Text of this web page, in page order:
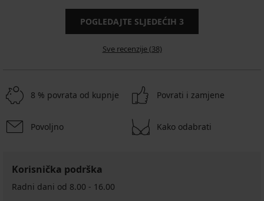
POGLEDAJTE SLJEDEĆIH 3
Sve recenzije (38)
8 % povrata od kupnje Povrati i zamjene
Povoljno Kako odabrati
Korisnička podrška
Radni dani od 8.00 - 16.00